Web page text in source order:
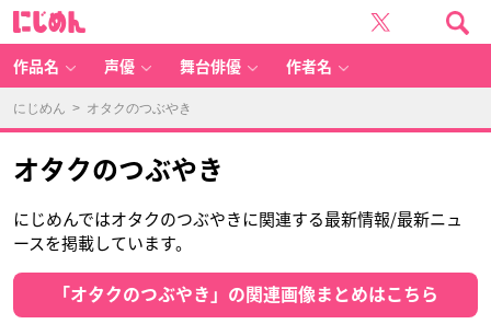
作品名 声優 舞台俳優 作者名
にじめん > オタクのつぶやき
オタクのつぶやき
にじめんではオタクのつぶやきに関連する最新情報/最新ニュ
ースを掲載しています。
「オタクのつぶやき」の関連画像まとめはこちら